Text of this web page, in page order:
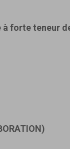
à forte teneur